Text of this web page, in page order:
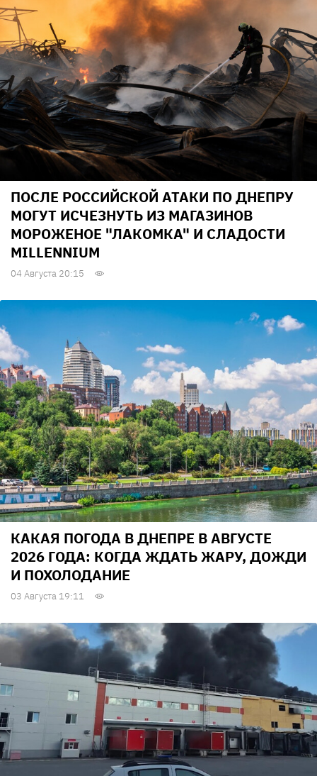
ПОСЛЕ РОССИЙСКОЙ АТАКИ ПО ДНЕПРУ
МОГУТ ИСЧЕЗНУТЬ ИЗ МАГАЗИНОВ
МОРОЖЕНОЕ "ЛАКОМКА" И СЛАДОСТИ
MILLENNIUM
04 Августа 20:15
КАКАЯ ПОГОДА В ДНЕПРЕ В АВГУСТЕ
2026 ГОДА: КОГДА ЖДАТЬ ЖАРУ, ДОЖДИ
И ПОХОЛОДАНИЕ
03 Августа 19:11